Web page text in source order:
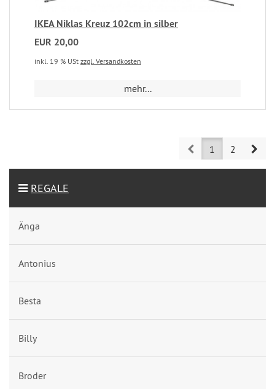
IKEA Niklas Kreuz 102cm in silber
EUR 20,00
inkl. 19 % USt zzgl. Versandkosten
mehr...
Prev1 2
REGALE
Änga
Antonius
Besta
Billy
Broder